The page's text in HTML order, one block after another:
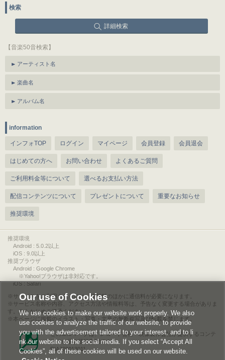
検索
詳細検索
【音楽50音検索】
アーティスト名
楽曲名
アルバム名
information
インフォTOP ログイン マイページ 会員登録 会員退会
はじめての方へ お問い合わせ よくあるご質問
ご利用料金等について 選べるお支払い方法
配信コンテンツについて プレゼントについて 重要なお知らせ
推奨環境
推奨環境
Android : 5.0.2以上
iOS : 9.0以上
推奨ブラウザ
Android : Google Chrome
※Yahoo!ブラウザは非対応です。
iOS : Safari
サービスをご利用されるには、情報料のほかに通信料が必要になります。
サービス名称や内容、アクセス方法や情報料等は、予告なく変更する場合がありま
す。あらかじめご了承ください。
本ページに掲載のイラスト・写真・文章の無断複写及び転載を禁じます。
このエルマークは、レコード会社・映像製作会社が提供するコンテ
ンツを示す登録商標です。
RIAJ00013011
Our use of Cookies
We use cookies to make our website work properly. We also
use cookies to analyze the traffic of our website, to provide
you with the advertisement tailored to your interest, and to li
nk our website to the social media. If you select “Accept All
Cookies”, all of these cookies will be used on our website.